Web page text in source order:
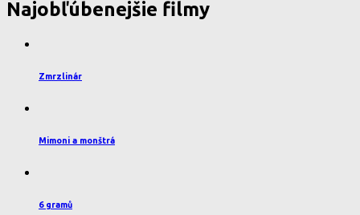
Najobľúbenejšie filmy
Zmrzlinár
Mimoni a monštrá
6 gramů